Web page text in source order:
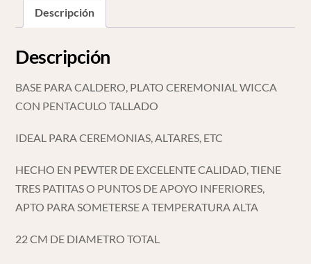
Descripción
Descripción
BASE PARA CALDERO, PLATO CEREMONIAL WICCA
CON PENTACULO TALLADO
IDEAL PARA CEREMONIAS, ALTARES, ETC
HECHO EN PEWTER DE EXCELENTE CALIDAD, TIENE
TRES PATITAS O PUNTOS DE APOYO INFERIORES,
APTO PARA SOMETERSE A TEMPERATURA ALTA
22 CM DE DIAMETRO TOTAL